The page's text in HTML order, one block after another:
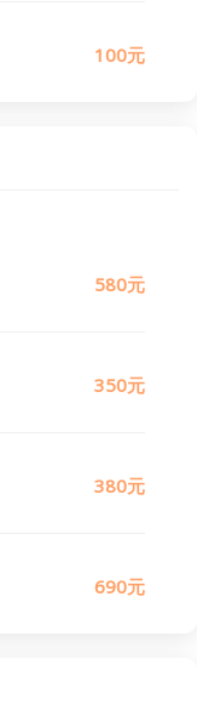
100元
580元
350元
380元
690元